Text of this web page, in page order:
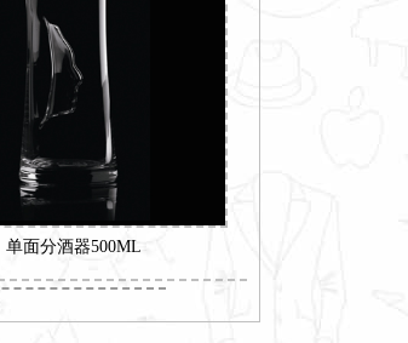
单面分酒器500ML